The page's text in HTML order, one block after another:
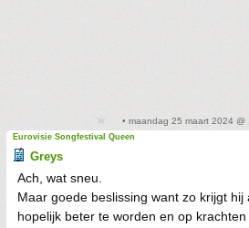
• maandag 25 maart 2024 @
Eurovisie Songfestival Queen
Greys
Ach, wat sneu.
Maar goede beslissing want zo krijgt hij
hopelijk beter te worden en op krachten